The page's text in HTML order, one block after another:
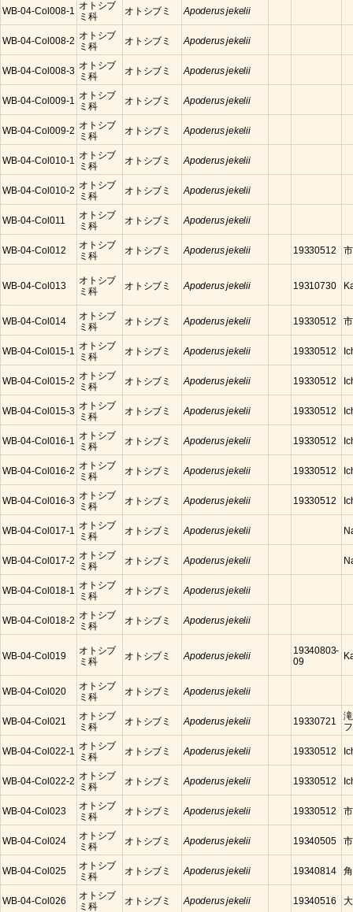
WB-04-Col008-1
オトシブ
ミ科
オトシブミ Apoderus jekelii
WB-04-Col008-2
オトシブ
ミ科
オトシブミ Apoderus jekelii
WB-04-Col008-3
オトシブ
ミ科
オトシブミ Apoderus jekelii
WB-04-Col009-1
オトシブ
ミ科
オトシブミ Apoderus jekelii
WB-04-Col009-2
オトシブ
ミ科
オトシブミ Apoderus jekelii
WB-04-Col010-1
オトシブ
ミ科
オトシブミ Apoderus jekelii
WB-04-Col010-2
オトシブ
ミ科
オトシブミ Apoderus jekelii
WB-04-Col011
オトシブ
ミ科
オトシブミ Apoderus jekelii
WB-04-Col012
オトシブ
ミ科
オトシブミ Apoderus jekelii 19330512
WB-04-Col013
オトシブ
ミ科
オトシブミ Apoderus jekelii 19310730
WB-04-Col014
オトシブ
ミ科
オトシブミ Apoderus jekelii 19330512
WB-04-Col015-1
オトシブ
ミ科
オトシブミ Apoderus jekelii 19330512
WB-04-Col015-2
オトシブ
ミ科
オトシブミ Apoderus jekelii 19330512
WB-04-Col015-3
オトシブ
ミ科
オトシブミ Apoderus jekelii 19330512
WB-04-Col016-1
オトシブ
ミ科
オトシブミ Apoderus jekelii 19330512
WB-04-Col016-2
オトシブ
ミ科
オトシブミ Apoderus jekelii 19330512
WB-04-Col016-3
オトシブ
ミ科
オトシブミ Apoderus jekelii 19330512
WB-04-Col017-1
オトシブ
ミ科
オトシブミ Apoderus jekelii
WB-04-Col017-2
オトシブ
ミ科
オトシブミ Apoderus jekelii
WB-04-Col018-1
オトシブ
ミ科
オトシブミ Apoderus jekelii
WB-04-Col018-2
オトシブ
ミ科
オトシブミ Apoderus jekelii
WB-04-Col019
オトシブ
ミ科
オトシブミ Apoderus jekelii
19340803-
09
WB-04-Col020
オトシブ
ミ科
オトシブミ Apoderus jekelii
WB-04-Col021
オトシブ
ミ科
オトシブミ Apoderus jekelii 19330721
WB-04-Col022-1
オトシブ
ミ科
オトシブミ Apoderus jekelii 19330512
WB-04-Col022-2
オトシブ
ミ科
オトシブミ Apoderus jekelii 19330512
WB-04-Col023
オトシブ
ミ科
オトシブミ Apoderus jekelii 19330512
WB-04-Col024
オトシブ
ミ科
オトシブミ Apoderus jekelii 19340505
WB-04-Col025
オトシブ
ミ科
オトシブミ Apoderus jekelii 19340814
WB-04-Col026
オトシブ
ミ科
オトシブミ Apoderus jekelii 19340516